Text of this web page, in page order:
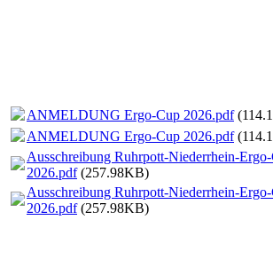
ANMELDUNG Ergo-Cup 2026.pdf
ANMELDUNG Ergo-Cup 2026.pdf
Ausschreibung Ruhrpott-Niederrhein-
2026.pdf(257.98KB)
Ausschreibung Ruhrpott-Niederrhein-
2026.pdf(257.98KB)